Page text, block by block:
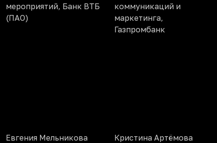
мероприятий, Банк ВТБ
(ПАО)
коммуникаций и
маркетинга,
Газпромбанк
Евгения Мельникова
Кристина Артёмова